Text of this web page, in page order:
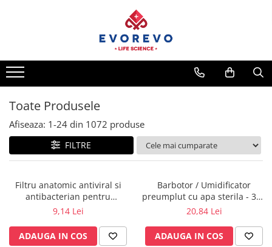
Nebulizatoare
Concentratoare oxigen
Senzori SpO2
Pulsoximetre
Capnometre
Lampi operatie
Negatoscoape
Holter EKG
Termometre
Higrometre
Toate Produsele
Afiseaza: 1-24 din 1072 produse
FILTRE
Filtru anatomic antiviral si
antibacterian pentru
spirometrie – int. Ø 27,5mm x
9,14 Lei
ADAUGA IN COS
Barbotor / Umidificator
preumplut cu apa sterila - 350
ml - Amsino
20,84 Lei
ADAUGA IN COS